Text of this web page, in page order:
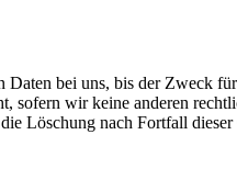
bei uns, bis der Zweck
sofern wir keine anderen
Löschung nach Fortfall dieser